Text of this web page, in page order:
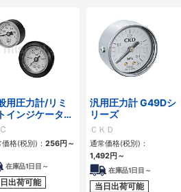
用圧力計/リミ
インジケータ付
・GA46
格(税別)： 256円～
在庫品1日目～
出荷可能
汎用圧力計 G49Dシ
リーズ
ＣＫＤ
通常価格(税別)：
1,492円～
在庫品1日目～
当日出荷可能